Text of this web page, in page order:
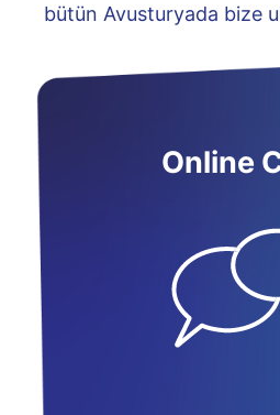
bütün Avusturyada bize
Online